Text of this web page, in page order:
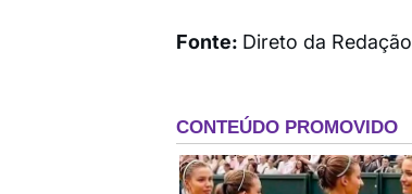
Fonte: Direto da Redação